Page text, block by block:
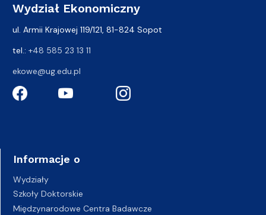
Wydział Ekonomiczny
ul. Armii Krajowej 119/121, 81-824 Sopot
tel.: +48 585 23 13 11
ekowe@ug.edu.pl
Informacje o
Wydziały
Szkoły Doktorskie
Międzynarodowe Centra Badawcze